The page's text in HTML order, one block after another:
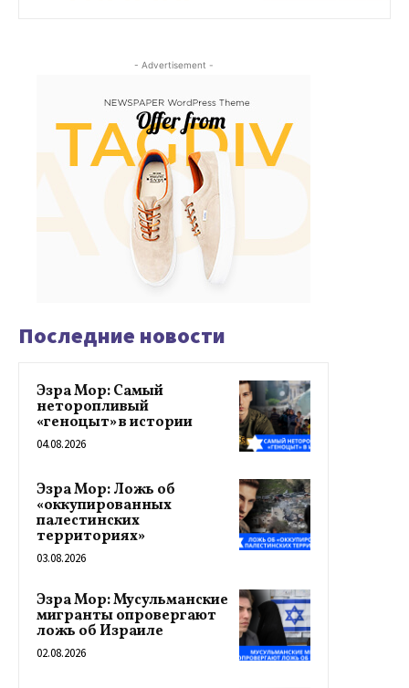
- Advertisement -
Последние новости
Эзра Мор: Самый
неторопливый
«геноцыт» в истории
04.08.2026
Эзра Мор: Ложь об
«оккупированных
палестинских
территориях»
03.08.2026
Эзра Мор: Мусульманские
мигранты опровергают
ложь об Израиле
02.08.2026